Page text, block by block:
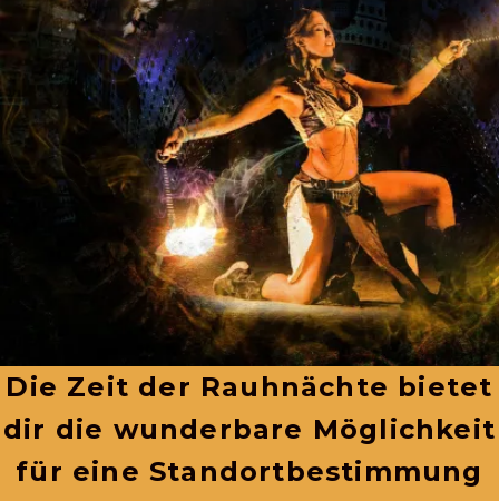
Die Zeit der Rauhnächte bietet
dir die wunderbare Möglichkeit
für eine Standortbestimmung